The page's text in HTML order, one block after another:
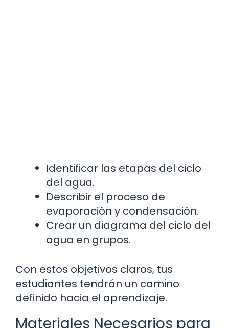
Identificar las etapas del ciclo
del agua.
Describir el proceso de
evaporación y condensación.
Crear un diagrama del ciclo del
agua en grupos.
Con estos objetivos claros, tus
estudiantes tendrán un camino
definido hacia el aprendizaje.
Materiales Necesarios para